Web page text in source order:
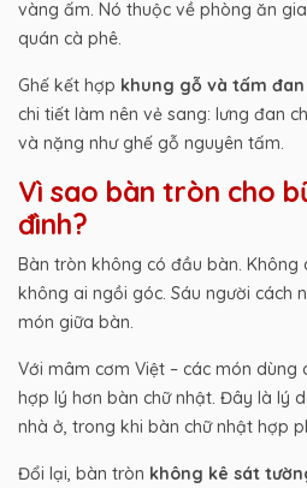
vàng ấm. Nó thuộc về phòng ăn
quán cà phê.
Ghế kết hợp khung gỗ và tấm
chi tiết làm nên vẻ sang: lưng đan
và nặng như ghế gỗ nguyên tấm.
Vì sao bàn tròn cho
đình?
Bàn tròn không có đầu bàn. Không
không ai ngồi góc. Sáu người cách
món giữa bàn.
Với mâm cơm Việt – các món dùng
hợp lý hơn bàn chữ nhật. Đây là lý
nhà ở, trong khi bàn chữ nhật hợp
Đổi lại, bàn tròn không kê sát